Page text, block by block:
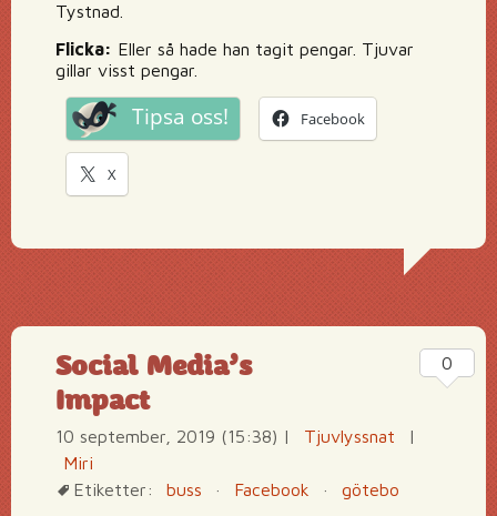
Tystnad.
Flicka: Eller så hade han tagit pengar. Tjuvar
gillar visst pengar.
Tipsa oss! Facebook
X
Social Media’s
Impact
10 september, 2019 (15:38) | Tjuvlyssnat
|
Miri
Etiketter:
buss · Facebook · götebo
0